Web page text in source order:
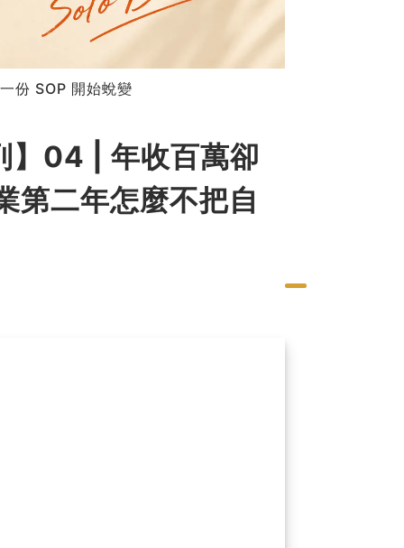
份 SOP 開始蛻變
】04 | 年收百萬卻
第二年怎麼不把自